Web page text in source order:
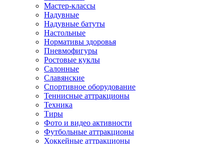
Мастер-классы
Надувные
Надувные батуты
Настольные
Нормативы здоровья
Пневмофигуры
Ростовые куклы
Салонные
Славянские
Спортивное оборудование
Теннисные аттракционы
Техника
Тиры
Фото и видео активности
Футбольные аттракционы
Хоккейные аттракционы